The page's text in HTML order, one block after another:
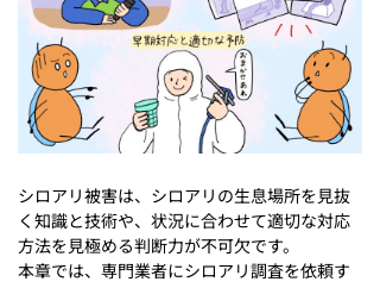
シロアリ被害は、シロアリの生息場所を見抜
く知識と技術や、状況に合わせて適切な対応
方法を見極める判断力が不可欠です。
本章では、専門業者にシロアリ調査を依頼す